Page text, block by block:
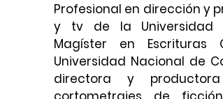
Profesional en dirección y
y tv de la Universidad
Magíster en Escrituras
Universidad Nacional de
directora y